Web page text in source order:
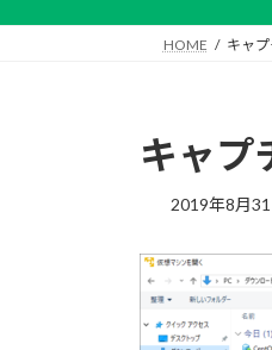
キ
に
HOME キャ
キャプ
2019年8月31